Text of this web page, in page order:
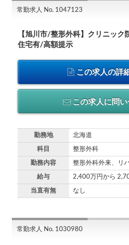
常勤求人 No. 1047123
【旭川市/整形外科】クリニッ
住宅有/高額提示
この求人の詳
この求人に問
勤務地 北海道
科目 整形外科
勤務内容 整形外科外来、リ
給与 2,400万円から
当直有無 なし
常勤求人 No. 1030980